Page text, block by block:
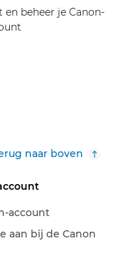
beheer je Canon-
naar boven
account
aan bij de Canon